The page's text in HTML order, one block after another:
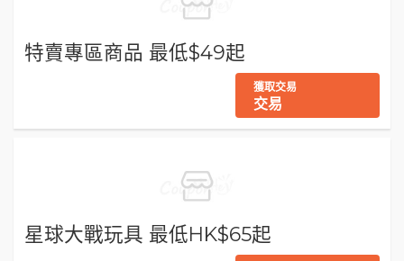
特賣專區商品 最低$49起
獲取交易
交易
星球大戰玩具 最低HK$65起